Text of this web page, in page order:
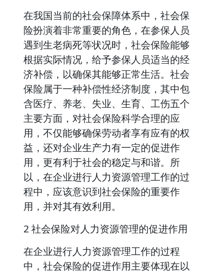
在我国当前的社会保障体系中，社会保
险扮演着非常重要的角色，在参保人员
遇到生老病死等状况时，社会保险能够
根据实际情况，给予参保人员适当的经
济补偿，以确保其能够正常生活。社会
保险属于一种补偿性经济制度，其中包
含医疗、养老、失业、生育、工伤五个
主要方面，对社会保险科学合理的应
用，不仅能够确保劳动者享有应有的权
益，还对企业生产力有一定的促进作
用，更有利于社会的稳定与和谐。所
以，在企业进行人力资源管理工作的过
程中，应该意识到社会保险的重要作
用，并对其有效利用。
2 社会保险对人力资源管理的促进作用
在企业进行人力资源管理工作的过程
中，社会保险的促进作用主要体现在以